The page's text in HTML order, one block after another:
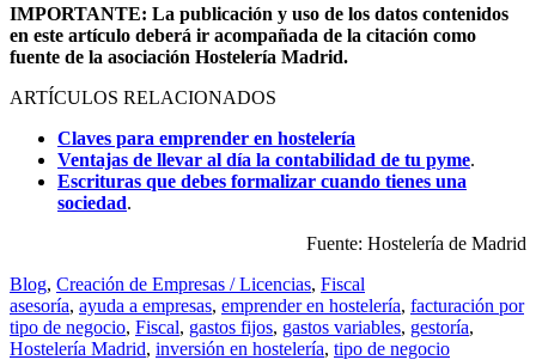
IMPORTANTE: La publicación y uso de los datos contenidos
en este artículo deberá ir acompañada de la citación como
fuente de la asociación Hostelería Madrid.
ARTÍCULOS RELACIONADOS
Claves para emprender en hostelería
Ventajas de llevar al día la contabilidad de tu pyme.
Escrituras que debes formalizar cuando tienes una
sociedad.
Fuente: Hostelería de Madrid
Blog, Creación de Empresas / Licencias, Fiscal
asesoría, ayuda a empresas, emprender en hostelería, facturación por
tipo de negocio, Fiscal, gastos fijos, gastos variables, gestoría,
Hostelería Madrid, inversión en hostelería, tipo de negocio